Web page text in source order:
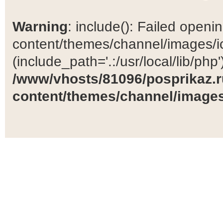
Warning: include(): Failed
content/themes/channel/images/
(include_path='.:/usr/local/lib/
/www/vhosts/81096/
content/themes/channel/